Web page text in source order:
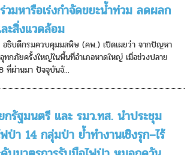
มหารือเร่งกำจัดขยะน้ำท่วม ลดผลก
ะสิ่งแวดล้อม
อธิบดีกรมควบคุมมลพิษ (คพ.) เปิดเผยว่า จากปัญหา
ทกภัยครั้งใหญ่ในพื้นที่อำเภอหาดใหญ่ เมื่อช่วงปลาย
ที่ผ่านมา ปัจจุบันจั...
กรัฐมนตรี และ รมว.ทส. นำประชุม
า 14 กลุ่มป่า ย้ำทำงานเชิงรุก–ไร้